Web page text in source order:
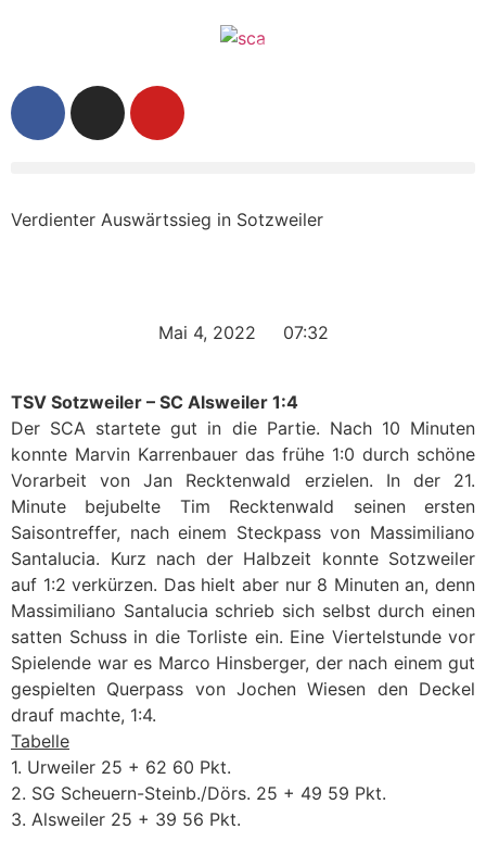
Verdienter Auswärtssieg in Sotzweiler
Mai 4, 2022 07:32
TSV Sotzweiler – SC Alsweiler 1:4
Der SCA startete gut in die Partie. Nach 10 Minuten
konnte Marvin Karrenbauer das frühe 1:0 durch schöne
Vorarbeit von Jan Recktenwald erzielen. In der 21.
Minute bejubelte Tim Recktenwald seinen ersten
Saisontreffer, nach einem Steckpass von Massimiliano
Santalucia. Kurz nach der Halbzeit konnte Sotzweiler
auf 1:2 verkürzen. Das hielt aber nur 8 Minuten an, denn
Massimiliano Santalucia schrieb sich selbst durch einen
satten Schuss in die Torliste ein. Eine Viertelstunde vor
Spielende war es Marco Hinsberger, der nach einem gut
gespielten Querpass von Jochen Wiesen den Deckel
drauf machte, 1:4.
Tabelle
1. Urweiler 25 + 62 60 Pkt.
2. SG Scheuern-Steinb./Dörs. 25 + 49 59 Pkt.
3. Alsweiler 25 + 39 56 Pkt.